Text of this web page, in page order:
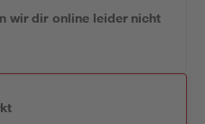
wir dir online leider nicht